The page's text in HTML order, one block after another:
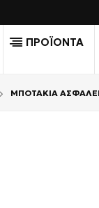
CUSTOM MADE
ΠΡΟΪΟΝΤΑ
ΜΠΟΤΑΚΙΑ